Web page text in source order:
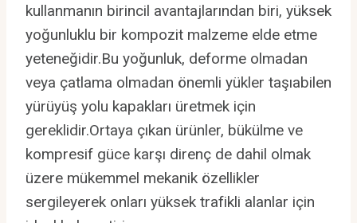
kullanmanın birincil avantajlarından biri, yüksek
yoğunluklu bir kompozit malzeme elde etme
yeteneğidir.Bu yoğunluk, deforme olmadan
veya çatlama olmadan önemli yükler taşıabilen
yürüyüş yolu kapakları üretmek için
gereklidir.Ortaya çıkan ürünler, bükülme ve
kompresif güce karşı direnç de dahil olmak
üzere mükemmel mekanik özellikler
sergileyerek onları yüksek trafikli alanlar için